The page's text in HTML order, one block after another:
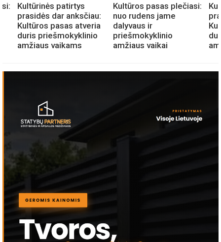
Kultūrinės patirtys
prasidės dar anksčiau:
Kultūros pasas atveria
duris priešmokyklinio
amžiaus vaikams
Kultūros pasas plečiasi:
nuo rudens jame
dalyvaus ir
priešmokyklinio
amžiaus vaikai